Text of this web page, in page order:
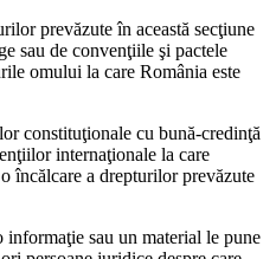
prevăzute în această secţiune
sau de convenţiile şi pactele
omului la care România este
constituţionale cu bună-credinţă
internaţionale la care
încălcare a drepturilor prevăzute
informaţie sau un material le pune